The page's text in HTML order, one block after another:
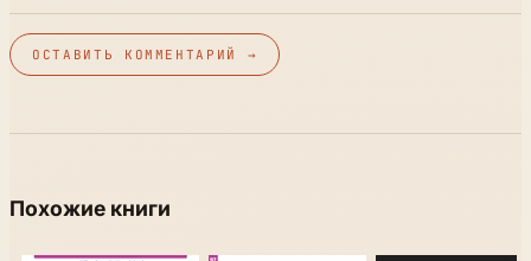
ОСТАВИТЬ КОММЕНТАРИЙ →
Похожие книги